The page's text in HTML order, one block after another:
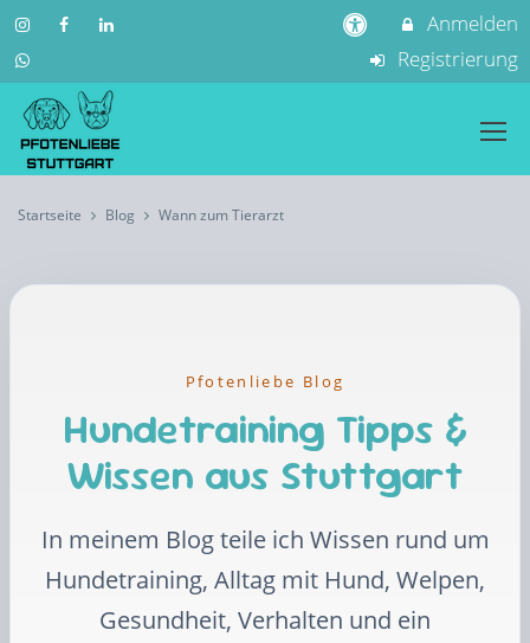
Anmelden
Registrierung
Startseite Blog Wann zum Tierarzt
Pfotenliebe Blog
Hundetraining Tipps &
Wissen aus Stuttgart
In meinem Blog teile ich Wissen rund um
Hundetraining, Alltag mit Hund, Welpen,
Gesundheit, Verhalten und ein